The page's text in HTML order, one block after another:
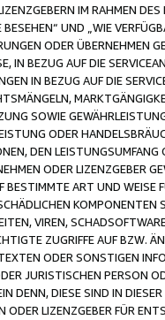
IM RAHMEN
BESEHEN“ UND „WIE
ODER ÜBERNEHMEN
IN BEZUG AUF DIE
IN BEZUG AUF DIE
SOWIE
ODER
DEN
ODER LIZENZGEBER
BESTIMMTE ART UND
VIREN,
ZUGRIFFE AUF BZW.
ODER SONSTIGEN
JURISTISCHEN PERSON
DENN, DIESE SIND IN
ODER LIZENZGEBER FÜR